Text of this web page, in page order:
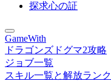
探求心の証
GameWith
ドラゴンズドグマ2攻略
ジョブ一覧
スキル一覧と解放ランク